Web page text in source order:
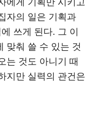
자의 일은 기획과
쓰게 된다. 그 이
맞춰 쓸 수 있는 것
는 것도 아니기 때
지만 실력의 관건은